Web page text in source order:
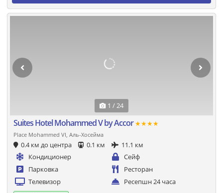
1 / 24
Suites Hotel Mohammed V by Accor★★★★
Place Mohammed VI, Аль-Хосейма
0.4 км до центра 0.1 км
11.1 км
Кондиционер
Сейф
Парковка
Ресторан
Телевизор
Ресепшн 24 часа